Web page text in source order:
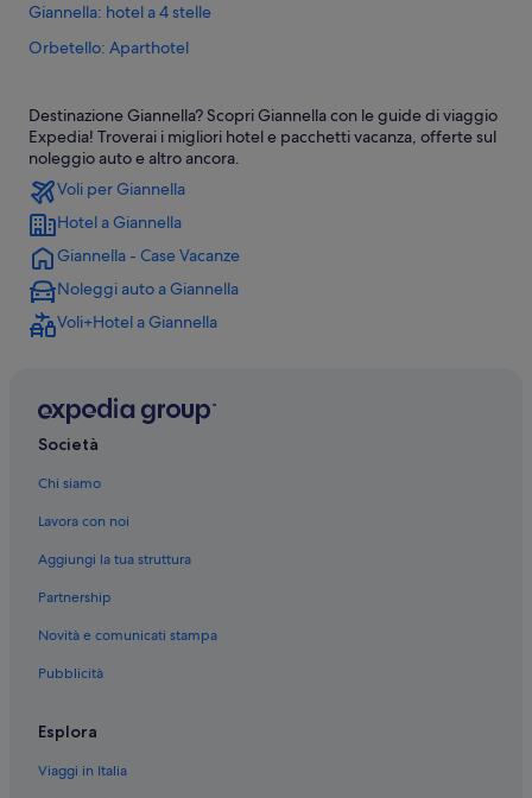
Giannella: hotel a 4 stelle
Orbetello: Aparthotel
Monte Argentario: Case private in affitto
Monte Argentario: Affittacamere
Monte Argentario: Inn
Monte Argentario: B&B
Monte Argentario: Agriturismi
Monte Argentario: Ville
Giannella: Case private in affitto
Giannella: Cottage
Giannella: Appartamenti
Giannella: Complessi di appartamenti
Giannella: Affittacamere
Destinazione Giannella? Scopri Giannella con le guide di viaggio
Expedia! Troverai i migliori hotel e pacchetti vacanza, offerte sul
noleggio auto e altro ancora.
Voli per Giannella
Hotel a Giannella
Giannella - Case Vacanze
Noleggi auto a Giannella
Voli+Hotel a Giannella
Società
Chi siamo
Lavora con noi
Aggiungi la tua struttura
Partnership
Novità e comunicati stampa
Pubblicità
Esplora
Viaggi in Italia